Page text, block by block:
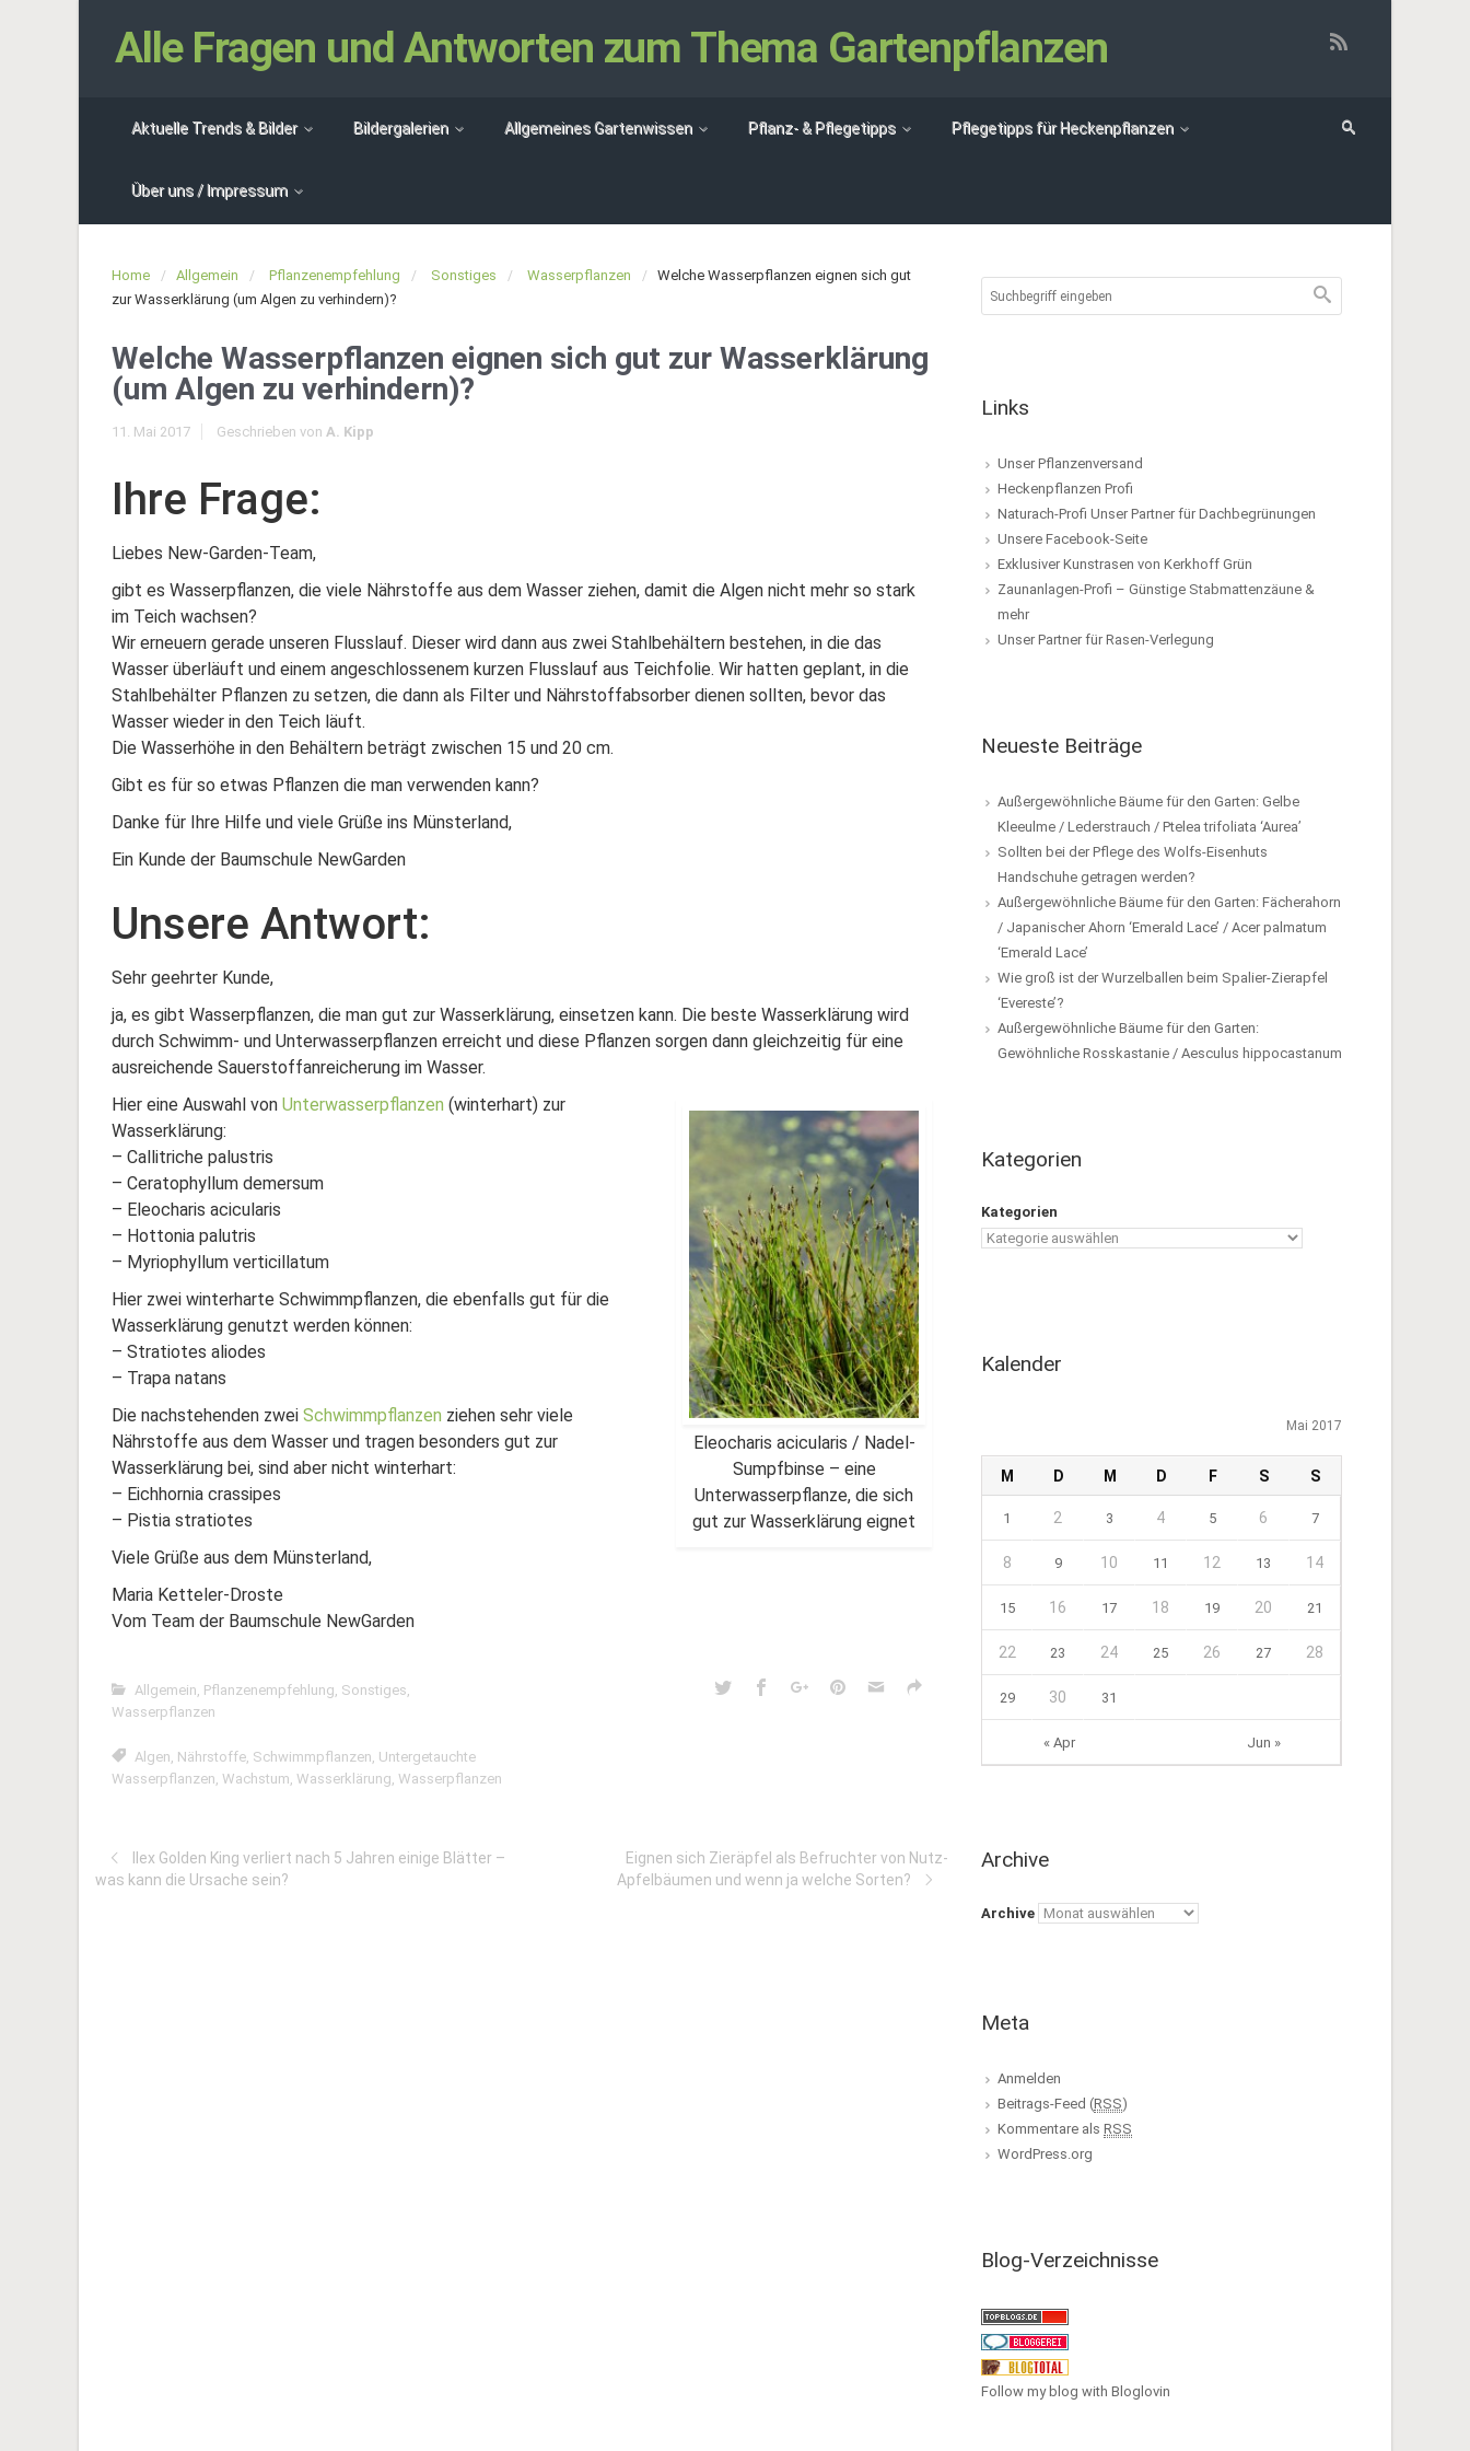
Alle Fragen und Antworten zum Thema Gartenpflanzen
Aktuelle Trends & Bilder Bildergalerien Allgemeines Gartenwissen Pflanz- & Pflegetipps Pflegetipps für Heckenpflanzen
Über uns / Impressum
Home Allgemein Pflanzenempfehlung Sonstiges Wasserpflanzen
Welche Wasserpflanzen eignen sich gut
zur Wasserklärung (um Algen zu verhindern)?
Welche Wasserpflanzen eignen sich gut zur Wasserklärung
(um Algen zu verhindern)?
11. Mai 2017 Geschrieben von A. Kipp
Ihre Frage:
Liebes New-Garden-Team,
gibt es Wasserpflanzen, die viele Nährstoffe aus dem Wasser ziehen, damit die Algen nicht mehr so stark
im Teich wachsen?
Wir erneuern gerade unseren Flusslauf. Dieser wird dann aus zwei Stahlbehältern bestehen, in die das
Wasser überläuft und einem angeschlossenem kurzen Flusslauf aus Teichfolie. Wir hatten geplant, in die
Stahlbehälter Pflanzen zu setzen, die dann als Filter und Nährstoffabsorber dienen sollten, bevor das
Wasser wieder in den Teich läuft.
Die Wasserhöhe in den Behältern beträgt zwischen 15 und 20 cm.
Gibt es für so etwas Pflanzen die man verwenden kann?
Danke für Ihre Hilfe und viele Grüße ins Münsterland,
Ein Kunde der Baumschule NewGarden
Unsere Antwort:
Sehr geehrter Kunde,
ja, es gibt Wasserpflanzen, die man gut zur Wasserklärung, einsetzen kann. Die beste Wasserklärung wird
durch Schwimm- und Unterwasserpflanzen erreicht und diese Pflanzen sorgen dann gleichzeitig für eine
ausreichende Sauerstoffanreicherung im Wasser.
Eleocharis acicularis / Nadel-
Sumpfbinse – eine
Unterwasserpflanze, die sich
gut zur Wasserklärung eignet
Hier eine Auswahl von Unterwasserpflanzen (winterhart) zur
Wasserklärung:
– Callitriche palustris
– Ceratophyllum demersum
– Eleocharis acicularis
– Hottonia palutris
– Myriophyllum verticillatum
Hier zwei winterharte Schwimmpflanzen, die ebenfalls gut für die
Wasserklärung genutzt werden können:
– Stratiotes aliodes
– Trapa natans
Die nachstehenden zwei Schwimmpflanzen ziehen sehr viele
Nährstoffe aus dem Wasser und tragen besonders gut zur
Wasserklärung bei, sind aber nicht winterhart:
– Eichhornia crassipes
– Pistia stratiotes
Viele Grüße aus dem Münsterland,
Maria Ketteler-Droste
Vom Team der Baumschule NewGarden
Allgemein, Pflanzenempfehlung, Sonstiges,
Wasserpflanzen
Algen, Nährstoffe, Schwimmpflanzen, Untergetauchte
Wasserpflanzen, Wachstum, Wasserklärung, Wasserpflanzen
Ilex Golden King verliert nach 5 Jahren einige Blätter –
was kann die Ursache sein?
Eignen sich Zieräpfel als Befruchter von Nutz-
Apfelbäumen und wenn ja welche Sorten?
Links
Unser Pflanzenversand
Heckenpflanzen Profi
Naturach-Profi Unser Partner für Dachbegrünungen
Unsere Facebook-Seite
Exklusiver Kunstrasen von Kerkhoff Grün
Zaunanlagen-Profi – Günstige Stabmattenzäune &
mehr
Unser Partner für Rasen-Verlegung
Neueste Beiträge
Außergewöhnliche Bäume für den Garten: Gelbe
Kleeulme / Lederstrauch / Ptelea trifoliata ‘Aurea’
Sollten bei der Pflege des Wolfs-Eisenhuts
Handschuhe getragen werden?
Außergewöhnliche Bäume für den Garten: Fächerahorn
/ Japanischer Ahorn ‘Emerald Lace’ / Acer palmatum
‘Emerald Lace’
Wie groß ist der Wurzelballen beim Spalier-Zierapfel
‘Evereste’?
Außergewöhnliche Bäume für den Garten:
Gewöhnliche Rosskastanie / Aesculus hippocastanum
Kategorien
Kategorien
Kalender
Mai 2017
M D M D F S S
« Apr Jun »
1 2 3 4 5 6 7
8 9 10 11 12 13 14
15 16 17 18 19 20 21
22 23 24 25 26 27 28
29 30 31
Archive
Archive
Meta
Anmelden
Beitrags-Feed (RSS)
Kommentare als RSS
WordPress.org
Blog-Verzeichnisse
Follow my blog with Bloglovin